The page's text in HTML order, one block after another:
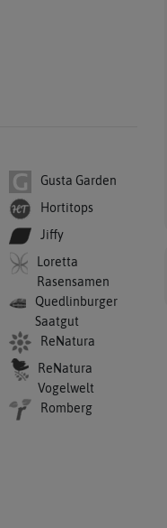
Gusta Garden
Hortitops
Jiffy
Loretta
Rasensamen
Quedlinburger
Saatgut
ReNatura
ReNatura
Vogelwelt
Romberg